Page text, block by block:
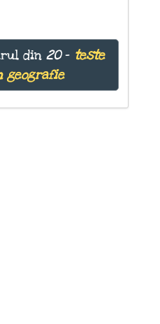
din20- teste
geografie